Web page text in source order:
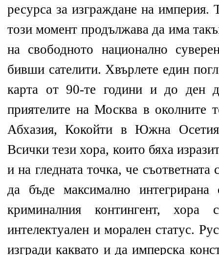
ресурса за изграждане на
този момент продължава да има
на свободното национално
бивши сателити. Хвърлете един
карта от 90-те години и до ден
приятелите на Москва в околните
Абхазия, Кокойти в Южна
Всички тези хора, които бяха
и на гледната точка, че съответната
да бъде максимално
криминалния контингент, хора
интелектуален и морален статус.
изгради каквато и да имперска